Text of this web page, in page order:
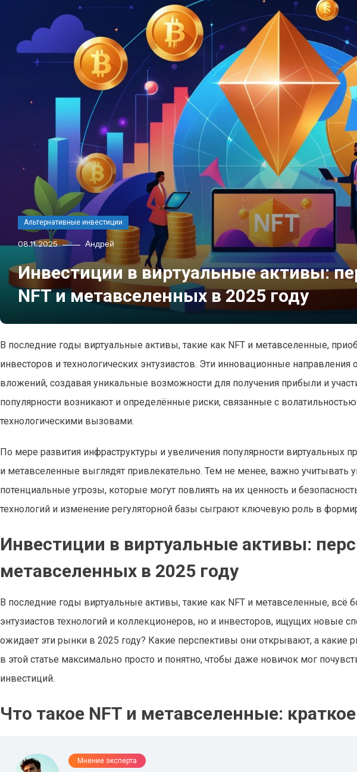
Альтернативные инвестиции
08.11.2025 Андрей
Инвестиции в виртуальные активы:
NFT и метавселенных в 2025 году
В последние годы виртуальные активы, такие как NFT и метавселенные,
инвесторов и технологических энтузиастов. Эти инновационные
вложений, создавая уникальные возможности для получения прибыли и
популярности возникают и определённые риски, связанные с
технологическими вызовами.
По мере развития инфраструктуры и увеличения популярности виртуальных
и метавселенные выглядят привлекательно. Тем не менее, важно учитывать
потенциальные угрозы, которые могут повлиять на их ценность и
технологий и изменение регуляторной базы сыграют ключевую роль в
Инвестиции в виртуальные активы:
метавселенных в 2025 году
В последние годы виртуальные активы, такие как NFT и метавселенные,
энтузиастов технологий и коллекционеров, но и инвесторов, ищущих новые
ожидает эти рынки в 2025 году? Какие перспективы они открывают, а какие
в этой статье максимально просто и понятно, чтобы даже новичок мог
инвестиций.
Что такое NFT и метавселенные:
Мнение эксперта